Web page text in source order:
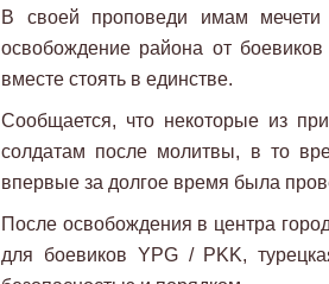
В своей проповеди имам мечети
освобождение района от
вместе стоять в единстве.
Сообщается, что некоторые из
солдатам после молитвы, в то
впервые за долгое время была
После освобождения в центра
для боевиков YPG / PKK,